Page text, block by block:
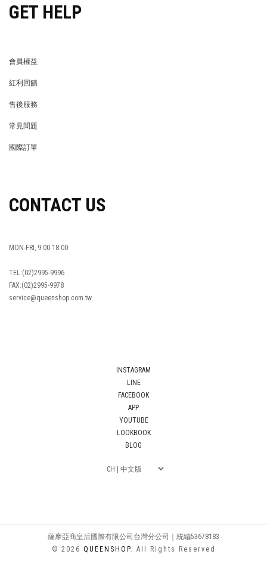
GET HELP
會員權益
紅利回饋
售後服務
常見問題
國際訂單
CONTACT US
MON-FRI, 9:00-18:00
TEL:(02)2995-9996
FAX:(02)2995-9978
service@queenshop.com.tw
INSTAGRAM
LINE
FACEBOOK
APP
YOUTUBE
LOOKBOOK
BLOG
薩摩亞商皇后國際有限公司台灣分公司｜統編53678183
© 2026 QUEENSHOP. All Rights Reserved